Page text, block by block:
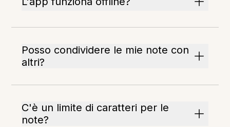
Posso condividere le mie note con
altri?
C'è un limite di caratteri per le
note?